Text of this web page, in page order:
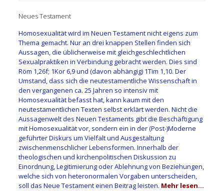
Neues Testament
Homosexualität wird im Neuen Testament nicht eigens zum
Thema gemacht. Nur an drei knappen Stellen finden sich
Aussagen, die üblicherweise mit gleichgeschlechtlichen
Sexualpraktiken in Verbindung gebracht werden. Dies sind
Röm 1,26f; 1Kor 6,9 und (davon abhängig) 1Tim 1,10. Der
Umstand, dass sich die neutestamentliche Wissenschaft in
den vergangenen ca. 25 Jahren so intensiv mit
Homosexualität befasst hat, kann kaum mit den
neutestamentlichen Texten selbst erklärt werden. Nicht die
Aussagenwelt des Neuen Testaments gibt die Beschäftigung
mit Homosexualität vor, sondern ein in der (Post-)Moderne
geführter Diskurs um Vielfalt und Ausgestaltung
zwischenmenschlicher Lebensformen. Innerhalb der
theologischen und kirchenpolitischen Diskussion zu
Einordnung, Legitimierung oder Ablehnung von Beziehungen,
welche sich von heteronormalen Vorgaben unterscheiden,
soll das Neue Testament einen Beitrag leisten. Mehr lesen…